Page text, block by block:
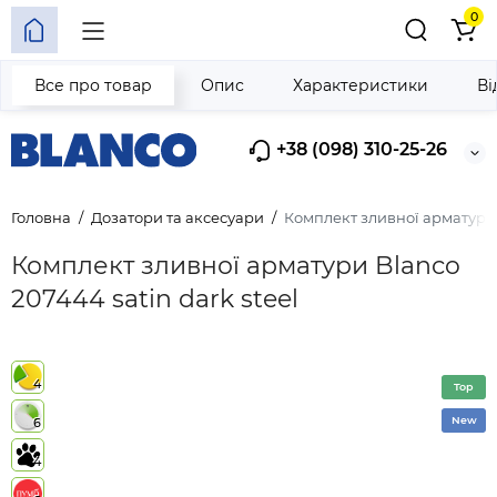
+38 (098) 310-25-26
0
Головна Дозатори та аксесуари Комплект зливної
Комплект зливної арматури Blanco
207444 satin dark steel
Все про товар Опис Характеристики
4
6
4
Top
New